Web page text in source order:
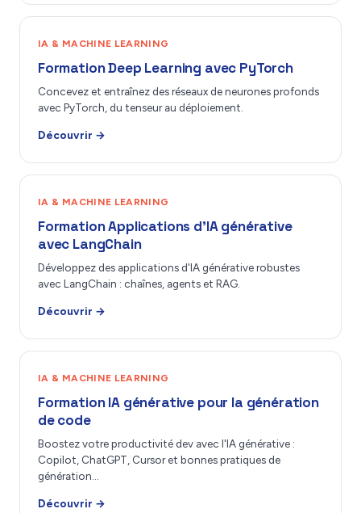
IA & MACHINE LEARNING
Formation Deep Learning avec PyTorch
Concevez et entraînez des réseaux de neurones profonds
avec PyTorch, du tenseur au déploiement.
Découvrir →
IA & MACHINE LEARNING
Formation Applications d’IA générative
avec LangChain
Développez des applications d'IA générative robustes
avec LangChain : chaînes, agents et RAG.
Découvrir →
IA & MACHINE LEARNING
Formation IA générative pour la génération
de code
Boostez votre productivité dev avec l'IA générative :
Copilot, ChatGPT, Cursor et bonnes pratiques de
génération…
Découvrir →